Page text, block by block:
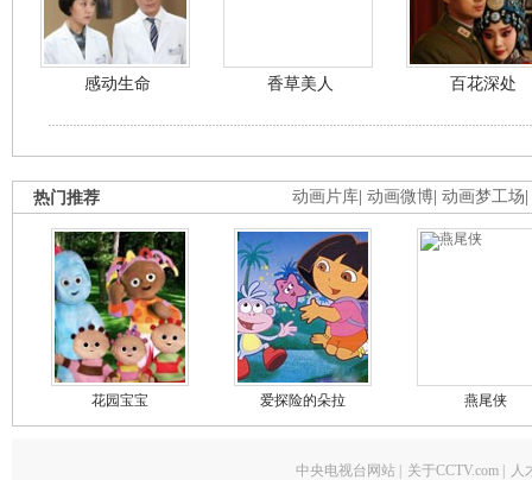
感动生命 香草美人 百花深处
动画片库 动画微博 动画梦工场
热门推荐
花园宝宝 爱探险的朵拉 燕尾侠
中央电视台网站 关于CCTV.com 人